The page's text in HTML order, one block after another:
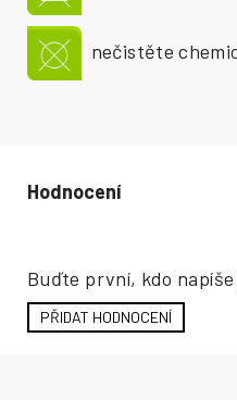
Buďte první, kdo
PŘIDAT HODNOCENÍ
nečistěte